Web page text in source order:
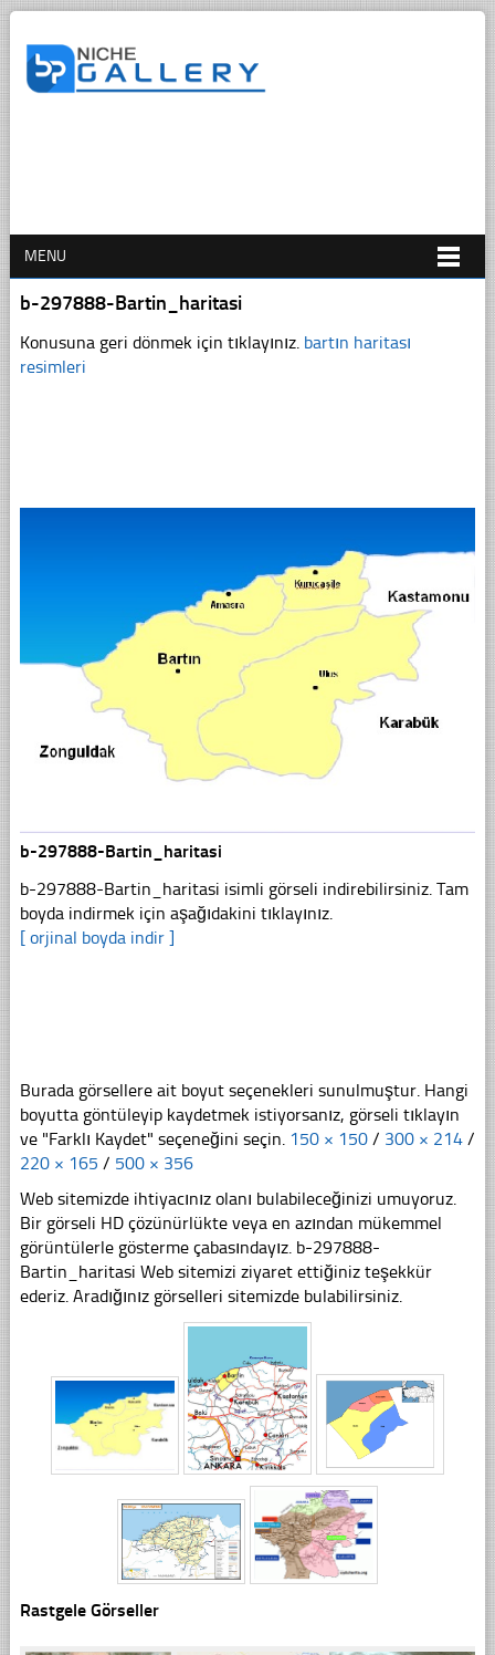
MENU
b-297888-Bartin_haritasi
Konusuna geri dönmek için tıklayınız. bartın haritası
resimleri
b-297888-Bartin_haritasi
b-297888-Bartin_haritasi isimli görseli indirebilirsiniz. Tam
boyda indirmek için aşağıdakini tıklayınız.
[ orjinal boyda indir ]
Burada görsellere ait boyut seçenekleri sunulmuştur. Hangi
boyutta göntüleyip kaydetmek istiyorsanız, görseli tıklayın
ve "Farklı Kaydet" seçeneğini seçin. 150 × 150 / 300 × 214 /
220 × 165 / 500 × 356
Web sitemizde ihtiyacınız olanı bulabileceğinizi umuyoruz.
Bir görseli HD çözünürlükte veya en azından mükemmel
görüntülerle gösterme çabasındayız. b-297888-
Bartin_haritasi Web sitemizi ziyaret ettiğiniz teşekkür
ederiz. Aradığınız görselleri sitemizde bulabilirsiniz.
Rastgele Görseller